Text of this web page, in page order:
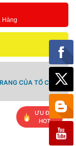
Hàng
CỦA TỔ CHỨC
ƯU ĐÃI
HOT